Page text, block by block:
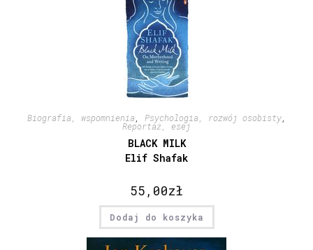
Biografia, wspomnienia Psychologia, rozwój osobisty,
Reportaż, esej
BLACK MILK
Elif Shafak
55,00zł
Dodaj do koszyka